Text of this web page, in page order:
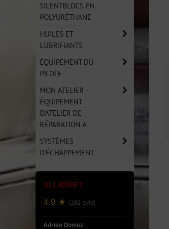
SILENTBLOCS EN
POLYURÉTHANE
HUILES ET
LUBRIFIANTS
ÉQUIPEMENT DU
PILOTE
MON ATELIER -
ÉQUIPEMENT
D'ATELIER DE
RÉPARATION A
SYSTÈMES
D'ÉCHAPPEMENT
ALL4DRIFT
4.9 ★ (182 avis)
Adrien Gomez